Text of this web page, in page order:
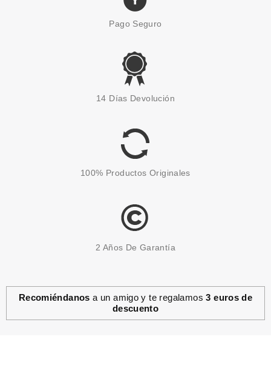
ESSENCE
ESSENCE LABIAL LÍQUIDO 8H
MATTE 03 SOFT BEIGE
3.40€
ESSENCE
Pago Seguro
14 Días Devolución
100% Productos Originales
2 Años De Garantía
Recomiéndanos a un amigo y te regalamos3 euros de
descuento